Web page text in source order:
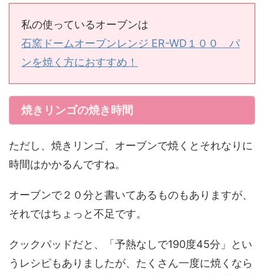
私の使っているオーブンは
石窯ドームオーブンレンジ ER-WD１００ パ
ンを焼く方におすすめ！
焼きリンゴの焼き時間
ただし、焼きリンゴ、オーブンで焼くとそれなりに
時間はかかるんですね。
オーブンで２０分と書いてあるものもありますが、
それではちょっと不足です。
クックパッドだと、「予熱なしで190度45分」とい
うレシピもありましたが、たくさん一度に焼くなら